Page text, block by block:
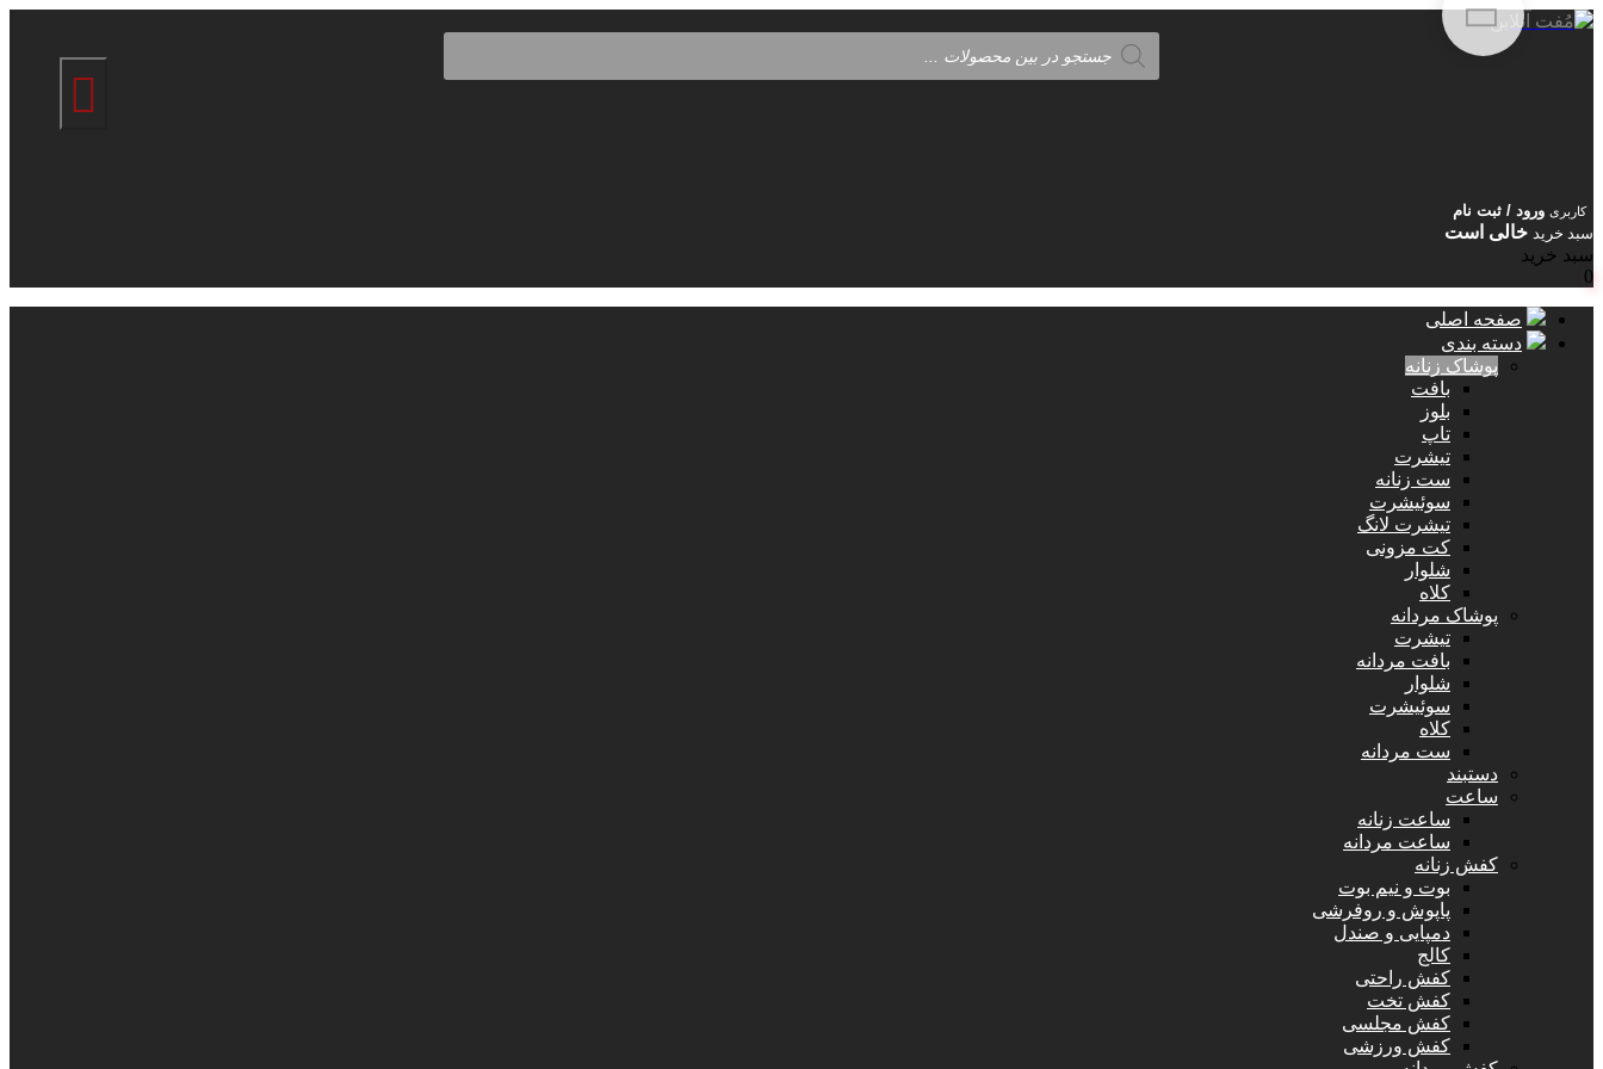
Products
search
کاربری ورود / ثبت نام
سبد خرید خالی است
سبد خرید
0
صفحه اصلی
دسته بندی
پوشاک زنانه
بافت
بلوز
تاپ
تیشرت
ست زنانه
سوئیشرت
تیشرت لانگ
کت مزونی
شلوار
کلاه
پوشاک مردانه
تیشرت
بافت مردانه
شلوار
سوئیشرت
کلاه
ست مردانه
دستبند
ساعت
ساعت زنانه
ساعت مردانه
کفش زنانه
بوت و نیم بوت
پاپوش و روفرشی
دمپایی و صندل
کالج
کفش راحتی
کفش تخت
کفش مجلسی
کفش ورزشی